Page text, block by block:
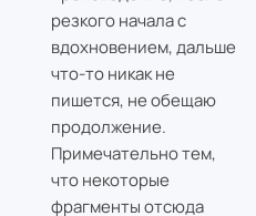
резкого начала с
вдохновением, дальше
что-то никак не
пишется, не обещаю
продолжение.
Примечательно тем,
что некоторые
фрагменты отсюда